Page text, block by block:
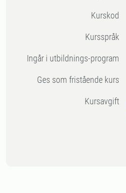
Kurskod
Kursspråk
Ingår i utbildnings-program
Ges som fristående kurs
Kursavgift